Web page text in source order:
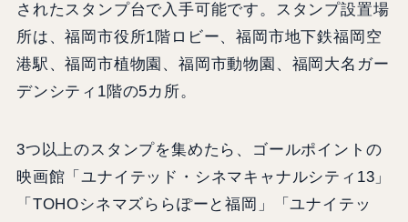
されたスタンプ台で入手可能です。スタンプ設置場
所は、福岡市役所1階ロビー、福岡市地下鉄福岡空
港駅、福岡市植物園、福岡市動物園、福岡大名ガー
デンシティ1階の5カ所。
3つ以上のスタンプを集めたら、ゴールポイントの
映画館「ユナイテッド・シネマキャナルシティ13」
「TOHOシネマズららぽーと福岡」「ユナイテッ